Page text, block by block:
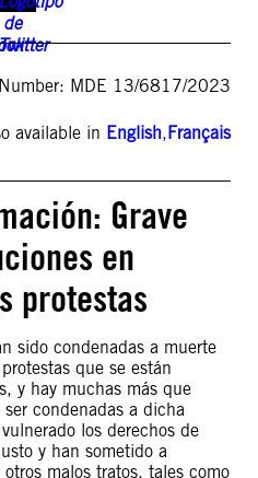
MDE 13/6817/2023
available in English,Français
Grave
en
protestas
sido condenadas a muerte
que se están
y hay muchas más que
condenadas a dicha
los derechos de
y han sometido a
malos tratos, tales como